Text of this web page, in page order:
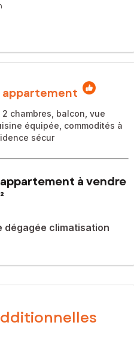
chambres, balcon, vue
équipée, commodités à
sécur
à vendre
dégagée climatisation
– conseillers
T3 moderne avec
appartement T3 à vendre à